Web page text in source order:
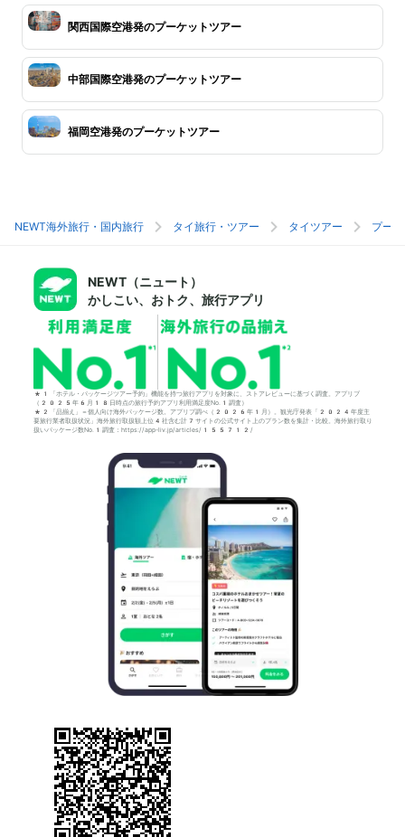
関西国際空港発のプーケットツアー
中部国際空港発のプーケットツアー
福岡空港発のプーケットツアー
NEWT海外旅行・国内旅行 タイ旅行・ツアー タイツアー プー
NEWT（ニュート）
かしこい、おトク、旅行アプリ
*1「ホテル・パッケージツアー予約」機能を持つ旅行アプリを対象に、ストアレビューに基づく調査。アプリブ
（2025年6月18日時点の旅行予約アプリ利用満足度No.1調査）
*2「品揃え」＝個人向け海外パッケージ数。アプリブ調べ（2026年1月）。観光庁発表「2024年度主
要旅行業者取扱状況」海外旅行取扱額上位4社含む計7サイトの公式サイト上のプラン数を集計・比較。海外旅行取り
扱いパッケージ数No.1調査：https://app-liv.jp/articles/155712/